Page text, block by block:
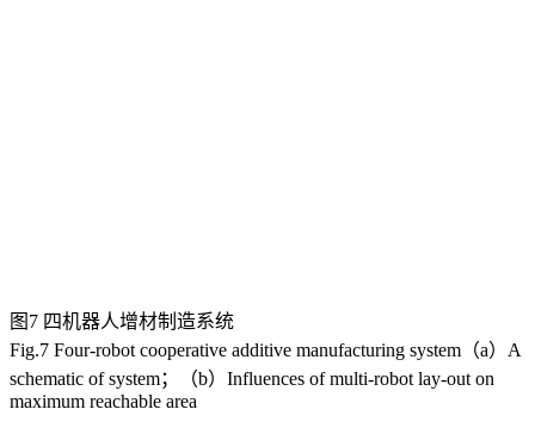
图7 四机器人增材制造系统
Fig.7 Four-robot cooperative additive manufacturing system（a）A
schematic of system；（b）Influences of multi-robot lay-out on
maximum reachable area